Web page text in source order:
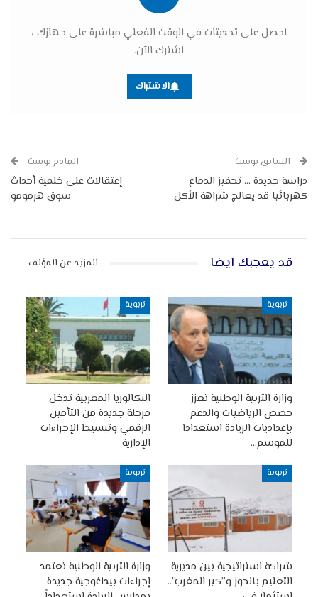
احصل على تحديثات في الوقت الفعلي مباشرة على جهازك ،
اشترك الآن.
الاشتراك
السابق بوست
دراسة جديدة … تحفيز الدماغ
كهربائيا قد يعالج شراهة الأكل
القادم بوست
إعتقالات على خلفية أحداث
سوق هرمومو
قد يعجبك ايضا المزيد عن المؤلف
تربوية
وزارة التربية الوطنية تعزز
حصص الرياضيات والدعم
بإعداديات الريادة استعدادا
للموسم…
تربوية
البكالوريا المغربية تدخل
مرحلة جديدة من التأمين
الرقمي وتبسيط الإجراءات
الإدارية
تربوية
شراكة استراتيجية بين مديرية
التعليم بالحوز و”كير المغرب”..
تربوية
وزارة التربية الوطنية تعتمد
إجراءات بيداغوجية جديدة